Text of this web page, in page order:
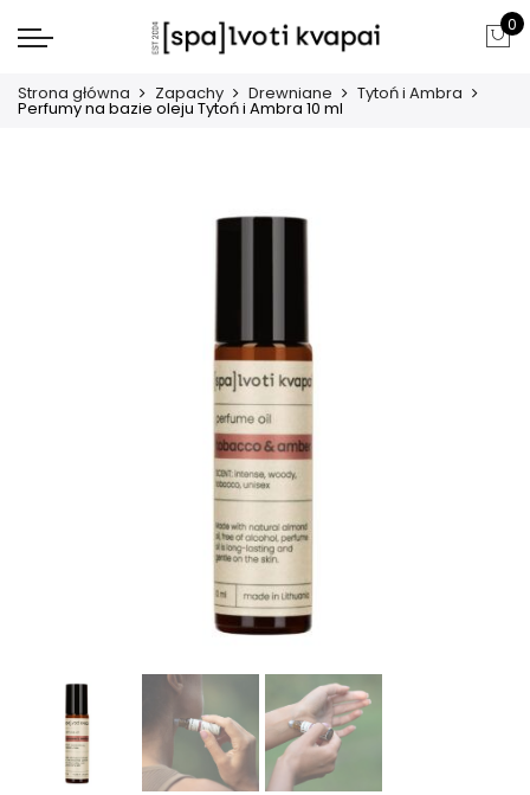
0
Strona główna Zapachy Drewniane Tytoń i Ambra
Perfumy na bazie oleju Tytoń i Ambra 10 ml